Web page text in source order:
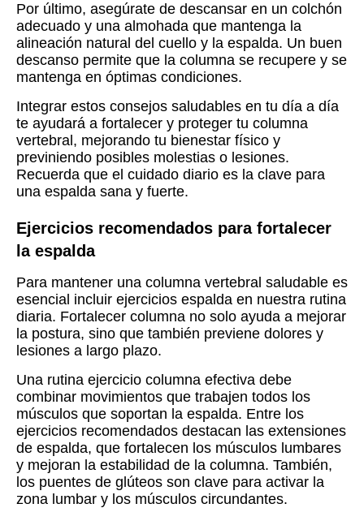
Por último, asegúrate de descansar en un colchón
adecuado y una almohada que mantenga la
alineación natural del cuello y la espalda. Un buen
descanso permite que la columna se recupere y se
mantenga en óptimas condiciones.
Integrar estos consejos saludables en tu día a día
te ayudará a fortalecer y proteger tu columna
vertebral, mejorando tu bienestar físico y
previniendo posibles molestias o lesiones.
Recuerda que el cuidado diario es la clave para
una espalda sana y fuerte.
Ejercicios recomendados para fortalecer
la espalda
Para mantener una columna vertebral saludable es
esencial incluir ejercicios espalda en nuestra rutina
diaria. Fortalecer columna no solo ayuda a mejorar
la postura, sino que también previene dolores y
lesiones a largo plazo.
Una rutina ejercicio columna efectiva debe
combinar movimientos que trabajen todos los
músculos que soportan la espalda. Entre los
ejercicios recomendados destacan las extensiones
de espalda, que fortalecen los músculos lumbares
y mejoran la estabilidad de la columna. También,
los puentes de glúteos son clave para activar la
zona lumbar y los músculos circundantes.